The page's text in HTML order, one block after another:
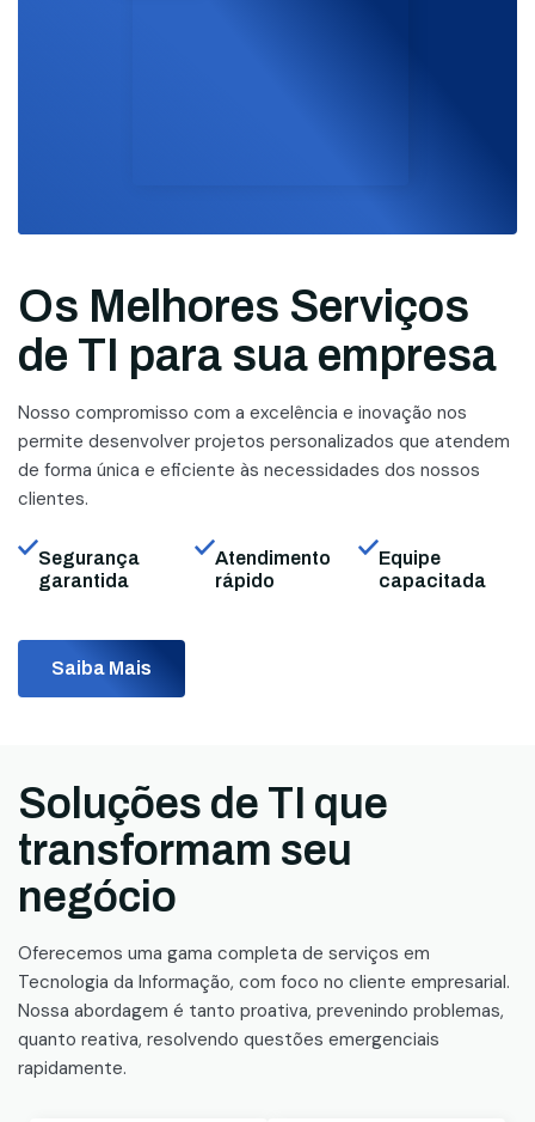
Os Melhores Serviços
de TI para sua empresa
Nosso compromisso com a excelência e inovação nos
permite desenvolver projetos personalizados que atendem
de forma única e eficiente às necessidades dos nossos
clientes.
Segurança
garantida
Atendimento
rápido
Equipe
capacitada
Saiba Mais
Soluções de TI que
transformam seu
negócio
Oferecemos uma gama completa de serviços em
Tecnologia da Informação, com foco no cliente empresarial.
Nossa abordagem é tanto proativa, prevenindo problemas,
quanto reativa, resolvendo questões emergenciais
rapidamente.